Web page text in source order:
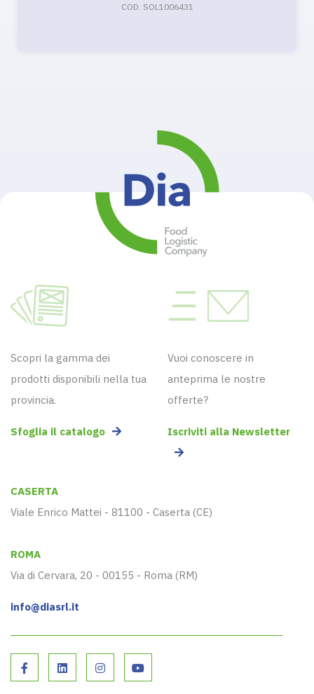
COD. SOL1006431
Scopri la gamma dei
prodotti disponibili nella tua
provincia.
Sfoglia il catalogo
Vuoi conoscere in
anteprima le nostre
offerte?
Iscriviti alla Newsletter
CASERTA
Viale Enrico Mattei - 81100 - Caserta (CE)
ROMA
Via di Cervara, 20 - 00155 - Roma (RM)
info@diasrl.it